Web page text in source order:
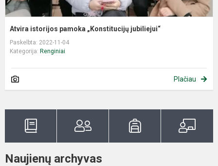
Atvira istorijos pamoka „Konstitucijų jubiliejui“
Paskelbta: 2022-11-04
Kategorija: Renginiai
Plačiau
Naujienų archyvas